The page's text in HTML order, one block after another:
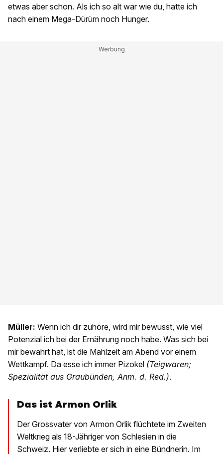
etwas aber schon. Als ich so alt war wie du, hatte ich
nach einem Mega-Dürüm noch Hunger.
Müller: Wenn ich dir zuhöre, wird mir bewusst, wie viel
Potenzial ich bei der Ernährung noch habe. Was sich bei
mir bewährt hat, ist die Mahlzeit am Abend vor einem
Wettkampf. Da esse ich immer Pizokel (Teigwaren;
Spezialität aus Graubünden, Anm. d. Red.).
Das ist Armon Orlik
Der Grossvater von Armon Orlik flüchtete im Zweiten
Weltkrieg als 18-Jähriger von Schlesien in die
Schweiz. Hier verliebte er sich in eine Bündnerin. Im